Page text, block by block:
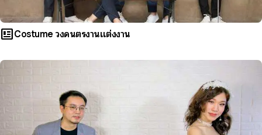
newsmodeCostume วงดนตรีงานแต่งงาน